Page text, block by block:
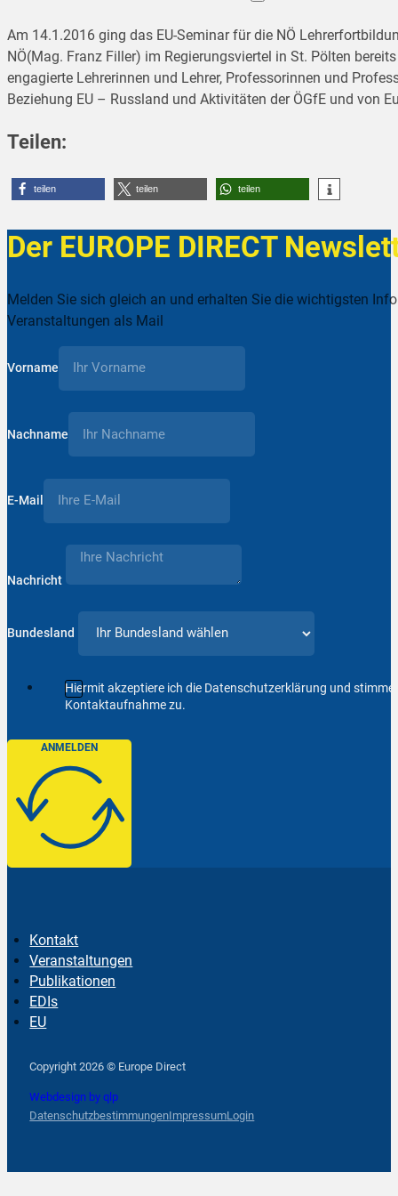
Am 14.1.2016 ging das EU-Seminar für die NÖ
NÖ(Mag. Franz Filler) im Regierungsviertel in St. Pölten
engagierte Lehrerinnen und Lehrer, Professorinnen und
Beziehung EU – Russland und Aktivitäten der ÖGfE und von
Teilen:
teilen teilen teilen
Der EUROPE DIRECT
Melden Sie sich gleich an und erhalten Sie die wichtigsten
Veranstaltungen als Mail
Vorname
Nachname
E-Mail
Nachricht
Bundesland
Hiermit akzeptiere ich die Datenschutzerklärung und
Kontaktaufnahme zu.
ANMELDEN
Kontakt
Veranstaltungen
Publikationen
EDIs
EU
Copyright 2026 © Europe Direct
Webdesign by qlp
DatenschutzbestimmungenImpressumLogin